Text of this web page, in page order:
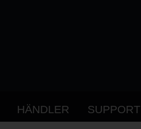
HÄNDLER SUPPORT